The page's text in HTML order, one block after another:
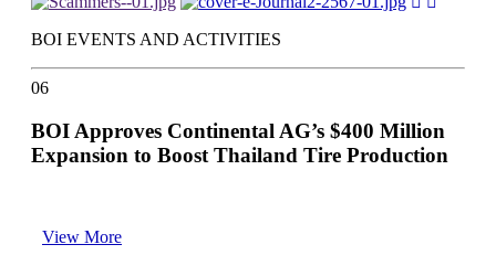
BOI EVENTS AND ACTIVITIES
06
BOI Approves Continental AG’s $400 Million
Expansion to Boost Thailand Tire Production
View More